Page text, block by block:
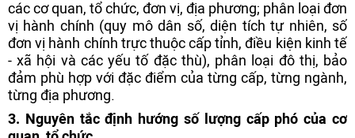
các cơ quan, tổ chức, đơn vị, địa phương; phân loại đơn
vị hành chính (quy mô dân số, diện tích tự nhiên, số
đơn vị hành chính trực thuộc cấp tỉnh, điều kiện kinh tế
- xã hội và các yếu tố đặc thù), phân loại đô thị, bảo
đảm phù hợp với đặc điểm của từng cấp, từng ngành,
từng địa phương.
3. Nguyên tắc định hướng số lượng cấp phó của cơ